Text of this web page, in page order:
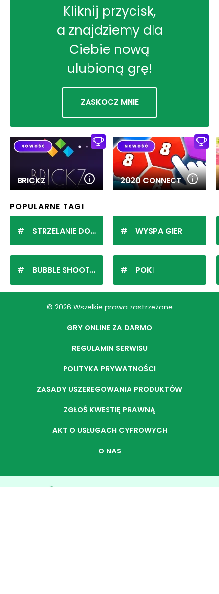
Kliknij przycisk,
a znajdziemy dla
Ciebie nową
ulubioną grę!
ZASKOCZ MNIE
BRICKZ 2020 CONNECT
POPULARNE TAGI
STRZELANIE DO KULEK
BUBBLE SHOOTER
WYSPA GIER
POKI
© 2026 Wszelkie prawa zastrzeżone
GRY ONLINE ZA DARMO
REGULAMIN SERWISU
POLITYKA PRYWATNOŚCI
ZASADY USZEREGOWANIA PRODUKTÓW
ZGŁOŚ KWESTIĘ PRAWNĄ
AKT O USŁUGACH CYFROWYCH
O NAS